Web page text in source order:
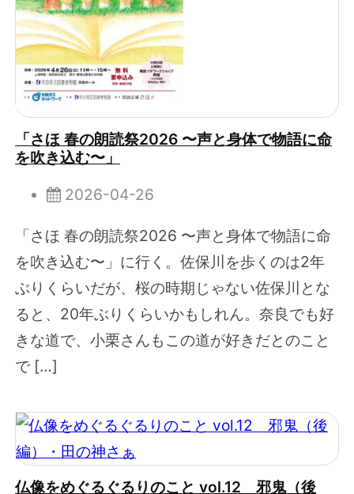
「さほ 春の朗読祭2026 〜声と身体で物語に命
を吹き込む〜」
2026-04-26
「さほ 春の朗読祭2026 〜声と身体で物語に命
を吹き込む〜」に行く。佐保川を歩くのは2年
ぶりくらいだが、桜の時期じゃない佐保川とな
ると、20年ぶりくらいかもしれん。奈良でも好
きな道で、小栗さんもこの道が好きだとのこと
で […]
仏像をめぐるぐるりのこと vol.12 邪鬼（後